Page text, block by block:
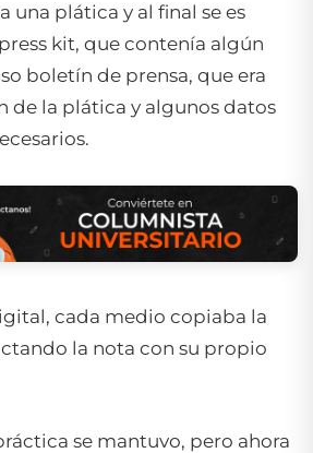
una plática y al final se es
press kit, que contenía algún
boletín de prensa, que era
de la plática y algunos datos
cada medio copiaba la
la nota con su propio
se mantuvo, pero ahora